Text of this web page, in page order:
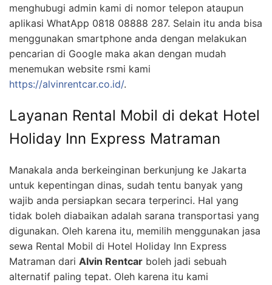
menghubugi admin kami di nomor telepon ataupun
aplikasi WhatApp 0818 08888 287. Selain itu anda bisa
menggunakan smartphone anda dengan melakukan
pencarian di Google maka akan dengan mudah
menemukan website rsmi kami
https://alvinrentcar.co.id/.
Layanan Rental Mobil di dekat Hotel
Holiday Inn Express Matraman
Manakala anda berkeinginan berkunjung ke Jakarta
untuk kepentingan dinas, sudah tentu banyak yang
wajib anda persiapkan secara terperinci. Hal yang
tidak boleh diabaikan adalah sarana transportasi yang
digunakan. Oleh karena itu, memilih menggunakan jasa
sewa Rental Mobil di Hotel Holiday Inn Express
Matraman dari Alvin Rentcar boleh jadi sebuah
alternatif paling tepat. Oleh karena itu kami